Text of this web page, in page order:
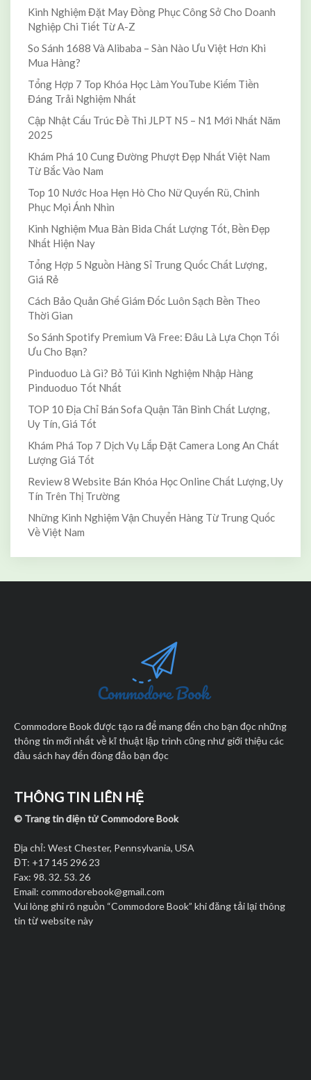
Kinh Nghiệm Đặt May Đồng Phục Công Sở Cho Doanh
Nghiệp Chi Tiết Từ A-Z
So Sánh 1688 Và Alibaba – Sàn Nào Ưu Việt Hơn Khi
Mua Hàng?
Tổng Hợp 7 Top Khóa Học Làm YouTube Kiếm Tiền
Đáng Trải Nghiệm Nhất
Cập Nhật Cấu Trúc Đề Thi JLPT N5 – N1 Mới Nhất Năm
2025
Khám Phá 10 Cung Đường Phượt Đẹp Nhất Việt Nam
Từ Bắc Vào Nam
Top 10 Nước Hoa Hẹn Hò Cho Nữ Quyến Rũ, Chinh
Phục Mọi Ánh Nhìn
Kinh Nghiệm Mua Bàn Bida Chất Lượng Tốt, Bền Đẹp
Nhất Hiện Nay
Tổng Hợp 5 Nguồn Hàng Sỉ Trung Quốc Chất Lượng,
Giá Rẻ
Cách Bảo Quản Ghế Giám Đốc Luôn Sạch Bền Theo
Thời Gian
So Sánh Spotify Premium Và Free: Đâu Là Lựa Chọn Tối
Ưu Cho Bạn?
Pinduoduo Là Gì? Bỏ Túi Kinh Nghiệm Nhập Hàng
Pinduoduo Tốt Nhất
TOP 10 Địa Chỉ Bán Sofa Quận Tân Bình Chất Lượng,
Uy Tín, Giá Tốt
Khám Phá Top 7 Dịch Vụ Lắp Đặt Camera Long An Chất
Lượng Giá Tốt
Review 8 Website Bán Khóa Học Online Chất Lượng, Uy
Tín Trên Thị Trường
Những Kinh Nghiệm Vận Chuyển Hàng Từ Trung Quốc
Về Việt Nam
Commodore Book được tạo ra để mang đến cho bạn đọc những
thông tin mới nhất về kĩ thuật lập trình cũng như giới thiệu các
đầu sách hay đến đông đảo bạn đọc
THÔNG TIN LIÊN HỆ
© Trang tin điện tử Commodore Book
Địa chỉ: West Chester, Pennsylvania, USA
ĐT: +17 145 296 23
Fax: 98. 32. 53. 26
Email: commodorebook@gmail.com
Vui lòng ghi rõ nguồn “Commodore Book” khi đăng tải lại thông
tin từ website này